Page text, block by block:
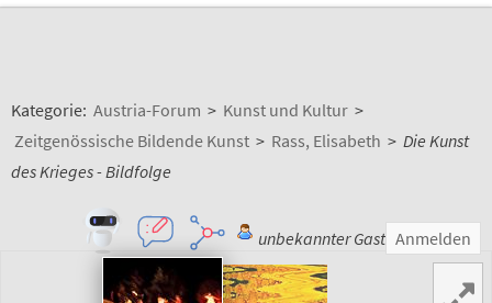
Kategorie: Austria-Forum > Kunst und Kultur >
Zeitgenössische Bildende Kunst > Rass, Elisabeth > Die Kunst
des Krieges - Bildfolge
unbekannter Gast Anmelden